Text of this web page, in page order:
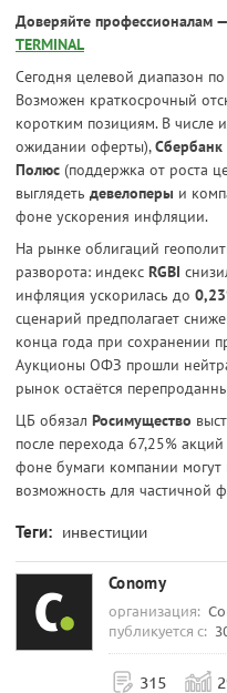
Доверяйте профессионалам
TERMINAL
Сегодня целевой диапазон
Возможен краткосрочный
коротким позициям. В числе
ожидании оферты),Сбербанк
Полюс (поддержка от роста
выглядеть девелоперы и
фоне ускорения инфляции.
На рынке облигаций
разворота: индекс RGBI
инфляция ускорилась до
сценарий предполагает
конца года при сохранении
Аукционы ОФЗ прошли
рынок остаётся
ЦБ обязал Росимущество
после перехода 67,25%
фоне бумаги компании могут
возможность для частичной
Теги: инвестиции
Conomy
организация:
публикуется с:
315